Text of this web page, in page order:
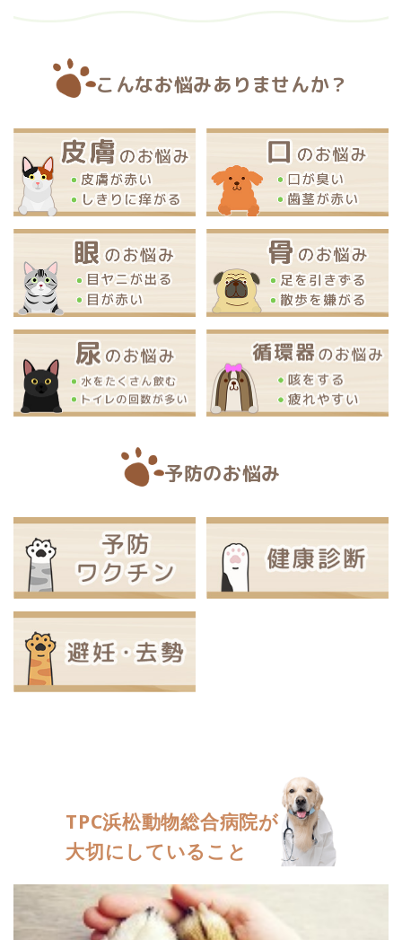
こんなお悩みありませんか？
予防のお悩み
TPC浜松動物総合病院が
大切にしていること